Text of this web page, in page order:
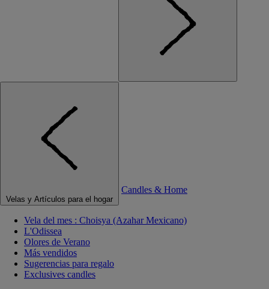
Velas y Artículos para el hogar
Candles & Home
Vela del mes : Choisya (Azahar Mexicano)
L'Odissea
Olores de Verano
Más vendidos
Sugerencias para regalo
Exclusives candles